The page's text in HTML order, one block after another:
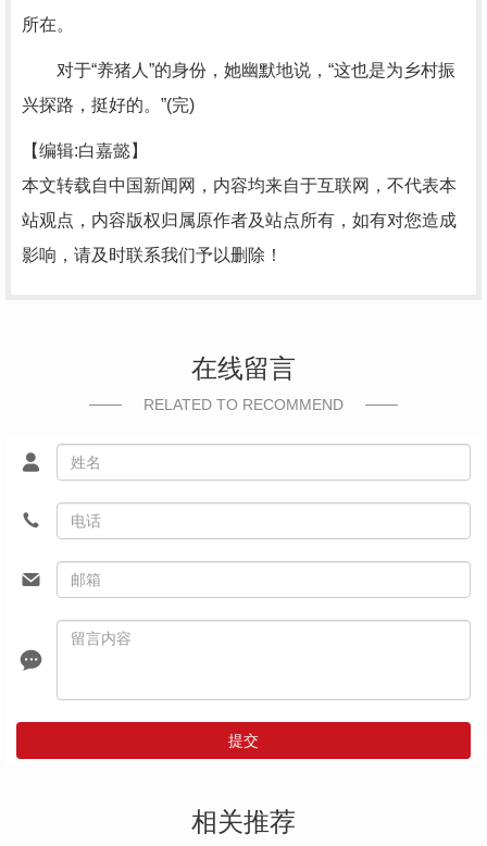
所在。
对于“养猪人”的身份，她幽默地说，“这也是为乡村振
兴探路，挺好的。”(完)
【编辑:白嘉懿】
本文转载自中国新闻网，内容均来自于互联网，不代表本
站观点，内容版权归属原作者及站点所有，如有对您造成
影响，请及时联系我们予以删除！
在线留言
RELATED TO RECOMMEND
提交
相关推荐